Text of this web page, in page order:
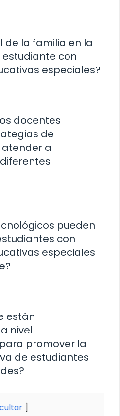
de la familia en la
con
especiales?
docentes
de
a
pueden
con
especiales
están
nivel
promover la
de estudiantes